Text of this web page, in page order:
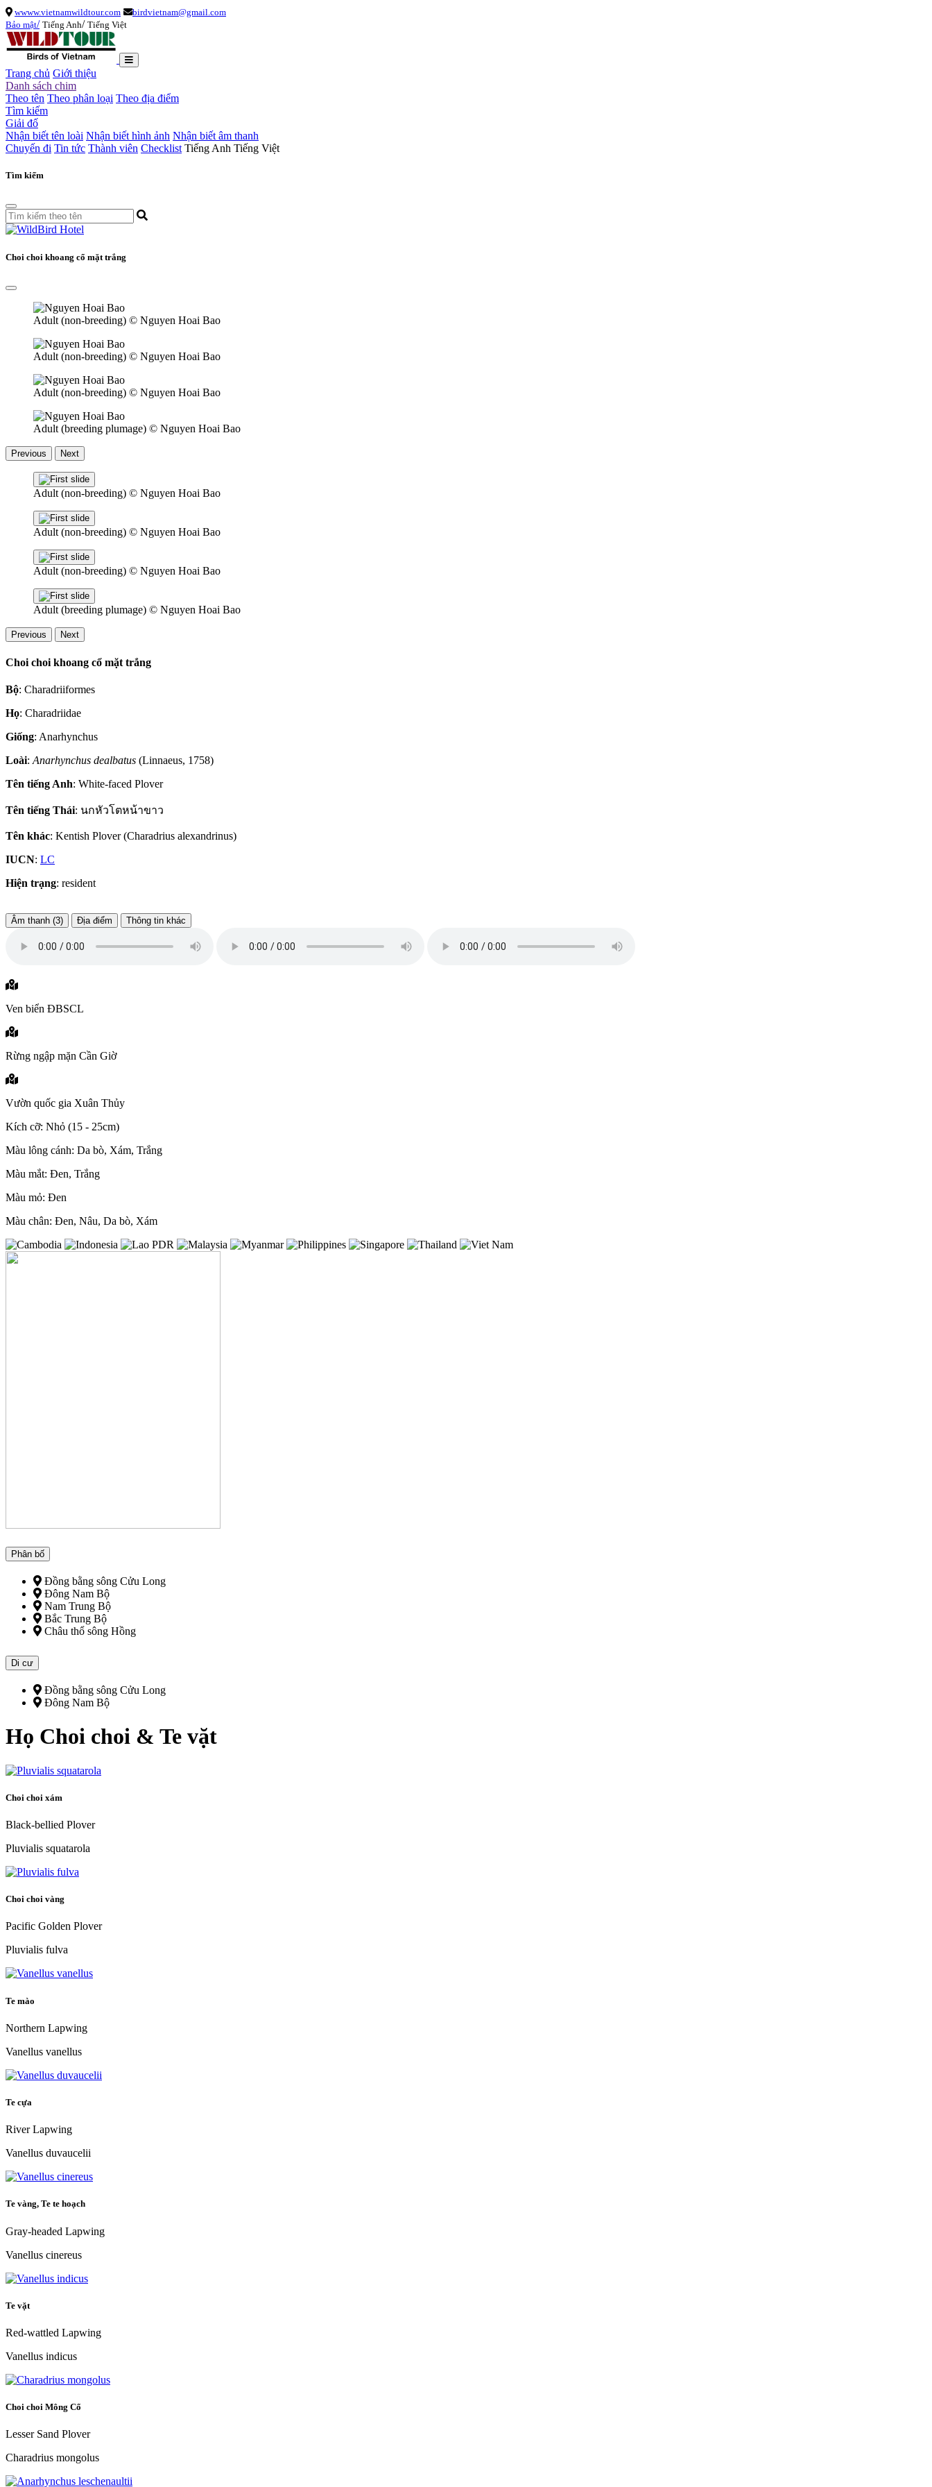
wwww.vietnamwildtour.com
birdvietnam@gmail.com
Bảo mật/ Tiếng Anh/ Tiếng Việt
Trang chủ Giới thiệu
Danh sách chim
Theo tên Theo phân loại Theo địa điểm
Tìm kiếm
Giải đố
Nhận biết tên loài Nhận biết hình ảnh Nhận biết âm thanh
Chuyến đi Tin tức Thành viên Checklist Tiếng Anh Tiếng Việt
Tìm kiếm
Choi choi khoang cổ mặt trắng
Adult (non-breeding) © Nguyen Hoai Bao
Adult (non-breeding) © Nguyen Hoai Bao
Adult (non-breeding) © Nguyen Hoai Bao
Adult (breeding plumage) © Nguyen Hoai Bao
Previous Next
Adult (non-breeding) © Nguyen Hoai Bao
Adult (non-breeding) © Nguyen Hoai Bao
Adult (non-breeding) © Nguyen Hoai Bao
Adult (breeding plumage) © Nguyen Hoai Bao
Previous Next
Choi choi khoang cổ mặt trắng
Bộ: Charadriiformes
Họ: Charadriidae
Giống: Anarhynchus
Loài: Anarhynchus dealbatus (Linnaeus, 1758)
Tên tiếng Anh: White-faced Plover
Tên tiếng Thái: นกหัวโตหน้าขาว
Tên khác: Kentish Plover (Charadrius alexandrinus)
IUCN: LC
Hiện trạng: resident
Âm thanh (3) Địa điểm Thông tin khác
Ven biển ĐBSCL
Rừng ngập mặn Cần Giờ
Vườn quốc gia Xuân Thủy
Kích cỡ: Nhỏ (15 - 25cm)
Màu lông cánh: Da bò, Xám, Trắng
Màu mắt: Đen, Trắng
Màu mỏ: Đen
Màu chân: Đen, Nâu, Da bò, Xám
Phân bố
Đồng bằng sông Cửu Long
Đông Nam Bộ
Nam Trung Bộ
Bắc Trung Bộ
Châu thổ sông Hồng
Di cư
Đồng bằng sông Cửu Long
Đông Nam Bộ
Họ Choi choi & Te vặt
Choi choi xám
Black-bellied Plover
Pluvialis squatarola
Choi choi vàng
Pacific Golden Plover
Pluvialis fulva
Te mào
Northern Lapwing
Vanellus vanellus
Te cựa
River Lapwing
Vanellus duvaucelii
Te vàng, Te te hoạch
Gray-headed Lapwing
Vanellus cinereus
Te vặt
Red-wattled Lapwing
Vanellus indicus
Choi choi Mông Cổ
Lesser Sand Plover
Charadrius mongolus